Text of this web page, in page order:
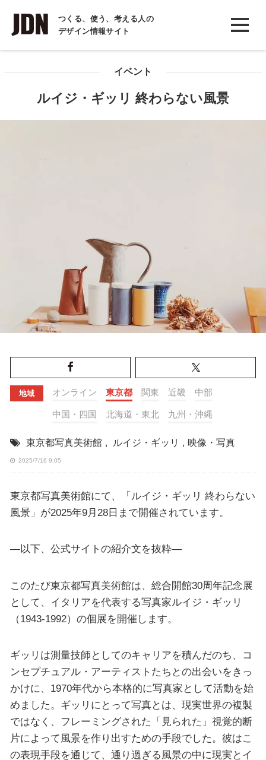
つくる、使う、考える人の
デザイン情報サイト
INTERVIEW
インタビュー
イベント
ルイジ・ギッリ 終わらない風景
地域 オンライン 東京都 関東 近畿 中部
中国・四国 北海道・東北 九州・沖縄
東京都写真美術館 , ルイジ・ギッリ , 映像・写真
2025/7/16 9:05
東京都写真美術館にて、「ルイジ・ギッリ 終わらない
風景」が2025年9月28日まで開催されています。
—以下、公式サイトの紹介文を抜粋—
このたび東京都写真美術館は、総合開館30周年記念展
として、イタリアを代表する写真家ルイジ・ギッリ
（1943-1992）の個展を開催します。
ギッリは測量技師としてのキャリアを積んだのち、コ
ンセプチュアル・アーティストたちとの出会いをきっ
かけに、1970年代から本格的に写真家として活動を始
めました。ギッリにとって写真とは、現実世界の複製
ではなく、フレーミングされた「見られた」視覚的断
片によって風景を作り出すための手段でした。彼はこ
の表現手段を通じて、通り過ぎる風景の中に現実とイ